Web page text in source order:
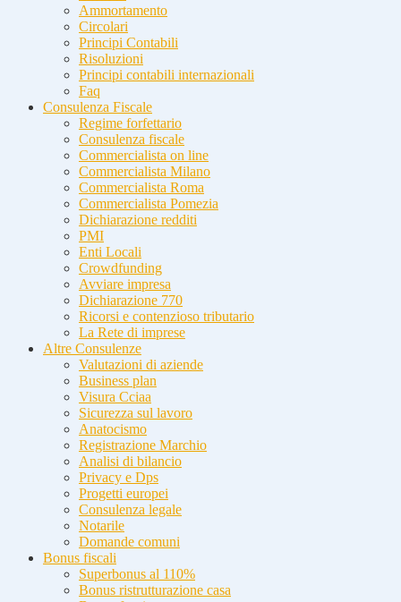
Ammortamento
Circolari
Principi Contabili
Risoluzioni
Principi contabili internazionali
Faq
Consulenza Fiscale
Regime forfettario
Consulenza fiscale
Commercialista on line
Commercialista Milano
Commercialista Roma
Commercialista Pomezia
Dichiarazione redditi
PMI
Enti Locali
Crowdfunding
Avviare impresa
Dichiarazione 770
Ricorsi e contenzioso tributario
La Rete di imprese
Altre Consulenze
Valutazioni di aziende
Business plan
Visura Cciaa
Sicurezza sul lavoro
Anatocismo
Registrazione Marchio
Analisi di bilancio
Privacy e Dps
Progetti europei
Consulenza legale
Notarile
Domande comuni
Bonus fiscali
Superbonus al 110%
Bonus ristrutturazione casa